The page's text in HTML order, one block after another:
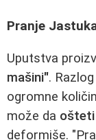
Pranje
Uputstva
mašini".
ogromne
može da ošteti
deformiše.